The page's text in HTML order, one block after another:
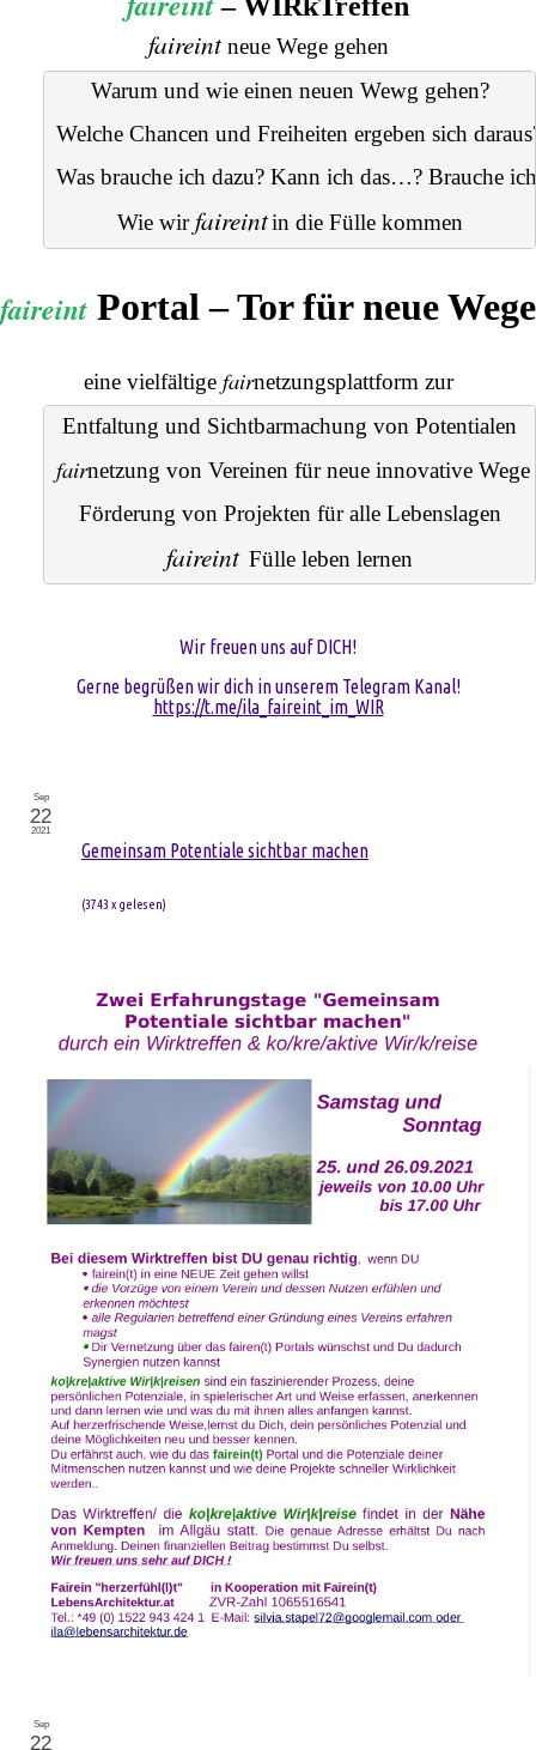
faireintneue Wege gehen
Warum und wie einen neuen Wewg gehen?
Welche Chancen und Freiheiten ergeben sich
Was brauche ich dazu? Kann ich das…? Brauche
Wie wir faireintin die Fülle kommen
faireint Portal – Tor für neue Wege
eine vielfältige fairnetzungsplattform zur
Entfaltung und Sichtbarmachung von Potentialen
fairnetzung von Vereinen für neue innovative Wege
Förderung von Projekten für alle Lebenslagen
faireint Fülle leben lernen
Wir freuen uns auf DICH!
Gerne begrüßen wir dich in unserem Telegram Kanal!
https://t.me/ila_faireint_im_WIR
Gemeinsam Potentiale sichtbar machen
(3743 x gelesen)
Sep
22
2021
Sep
22